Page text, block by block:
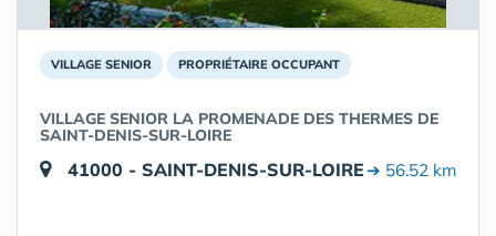
VILLAGE SENIOR PROPRIÉTAIRE OCCUPANT
VILLAGE SENIOR LA PROMENADE DES THERMES DE
SAINT-DENIS-SUR-LOIRE
41000 - SAINT-DENIS-SUR-LOIRE➔ 56.52 km